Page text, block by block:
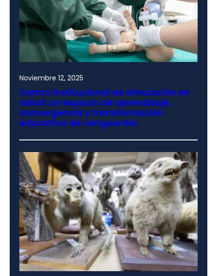
Noviembre 12, 2025
Centro institucional de simulación en
salud: un espacio de aprendizaje,
convergencia y transformación
educativa de vanguardia